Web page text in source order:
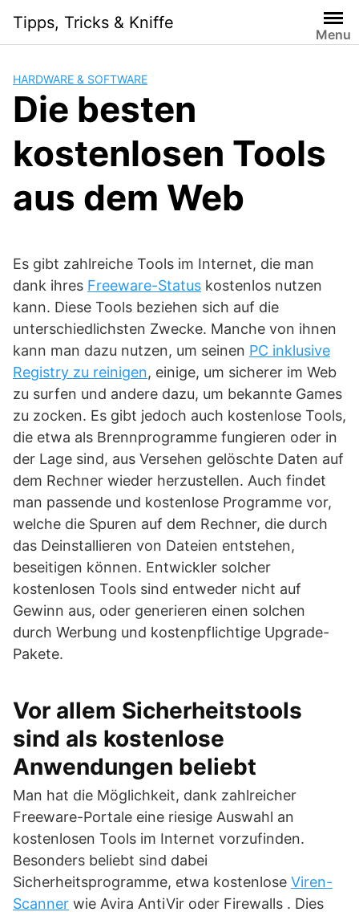
content
Tipps, Tricks & Kniffe
Menu
HARDWARE & SOFTWARE
Die besten
kostenlosen Tools
aus dem Web
Es gibt zahlreiche Tools im Internet, die man
dank ihres Freeware-Status kostenlos nutzen
kann. Diese Tools beziehen sich auf die
unterschiedlichsten Zwecke. Manche von ihnen
kann man dazu nutzen, um seinen PC inklusive
Registry zu reinigen, einige, um sicherer im Web
zu surfen und andere dazu, um bekannte Games
zu zocken. Es gibt jedoch auch kostenlose Tools,
die etwa als Brennprogramme fungieren oder in
der Lage sind, aus Versehen gelöschte Daten auf
dem Rechner wieder herzustellen. Auch findet
man passende und kostenlose Programme vor,
welche die Spuren auf dem Rechner, die durch
das Deinstallieren von Dateien entstehen,
beseitigen können. Entwickler solcher
kostenlosen Tools sind entweder nicht auf
Gewinn aus, oder generieren einen solchen
durch Werbung und kostenpflichtige Upgrade-
Pakete.
Vor allem Sicherheitstools
sind als kostenlose
Anwendungen beliebt
Man hat die Möglichkeit, dank zahlreicher
Freeware-Portale eine riesige Auswahl an
kostenlosen Tools im Internet vorzufinden.
Besonders beliebt sind dabei
Sicherheitsprogramme, etwa kostenlose Viren-
Scanner wie Avira AntiVir oder Firewalls . Dies